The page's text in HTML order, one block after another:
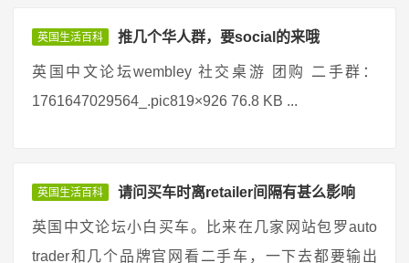
英国生活百科 推几个华人群，要social的来哦
英国中文论坛wembley 社交桌游 团购 二手群：
1761647029564_.pic819×926 76.8 KB ...
英国生活百科 请问买车时离retailer间隔有甚么影响
英国中文论坛小白买车。比来在几家网站包罗auto
trader和几个品牌官网看二手车，一下去都要输出